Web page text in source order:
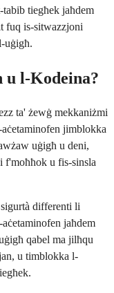
tiegħek jaħdem
fuq is-sitwazzjoni
uġigħ.
u l-Kodeina?
ta' żewġ mekkaniżmi
jimblokka
uġigħ u deni,
f'moħħok u fis-sinsla
differenti li
jaħdem
qabel ma jilħqu
u timblokka l-